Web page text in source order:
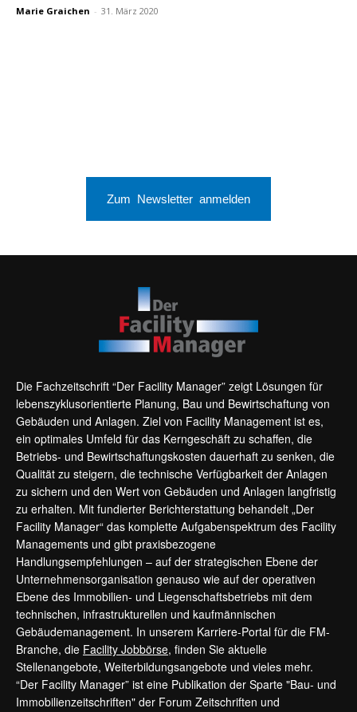
Marie Graichen - 31. März 2020
Zum Newsletter anmelden
Die Fachzeitschrift “Der Facility Manager” zeigt Lösungen für
lebenszyklusorientierte Planung, Bau und Bewirtschaftung von
Gebäuden und Anlagen. Ziel von Facility Management ist es,
ein optimales Umfeld für das Kerngeschäft zu schaffen, die
Betriebs- und Bewirtschaftungskosten dauerhaft zu senken, die
Qualität zu steigern, die technische Verfügbarkeit der Anlagen
zu sichern und den Wert von Gebäuden und Anlagen langfristig
zu erhalten. Mit fundierter Berichterstattung behandelt „Der
Facility Manager“ das komplette Aufgabenspektrum des Facility
Managements und gibt praxisbezogene
Handlungsempfehlungen – auf der strategischen Ebene der
Unternehmensorganisation genauso wie auf der operativen
Ebene des Immobilien- und Liegenschaftsbetriebs mit dem
technischen, infrastrukturellen und kaufmännischen
Gebäudemanagement. In unserem Karriere-Portal für die FM-
Branche, die Facility Jobbörse, finden Sie aktuelle
Stellenangebote, Weiterbildungsangebote und vieles mehr.
“Der Facility Manager” ist eine Publikation der Sparte "Bau- und
Immobilienzeitschriften" der Forum Zeitschriften und